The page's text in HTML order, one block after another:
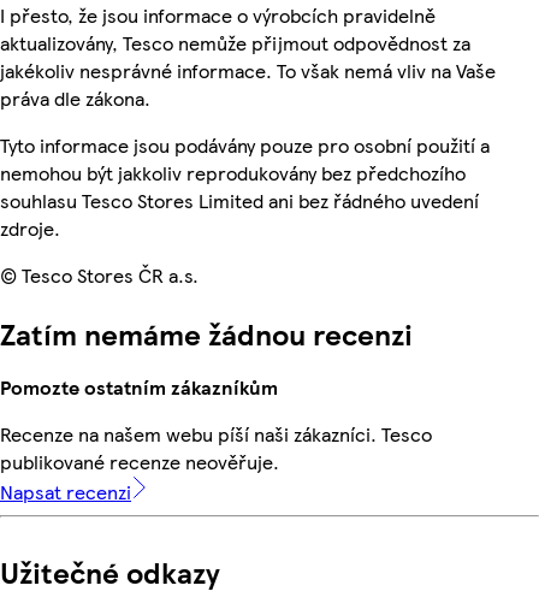
I přesto, že jsou informace o výrobcích pravidelně
aktualizovány, Tesco nemůže přijmout odpovědnost za
jakékoliv nesprávné informace. To však nemá vliv na Vaše
práva dle zákona.
Tyto informace jsou podávány pouze pro osobní použití a
nemohou být jakkoliv reprodukovány bez předchozího
souhlasu Tesco Stores Limited ani bez řádného uvedení
zdroje.
© Tesco Stores ČR a.s.
Zatím nemáme žádnou recenzi
Pomozte ostatním zákazníkům
Recenze na našem webu píší naši zákazníci. Tesco
publikované recenze neověřuje.
Napsat recenzi
Užitečné odkazy